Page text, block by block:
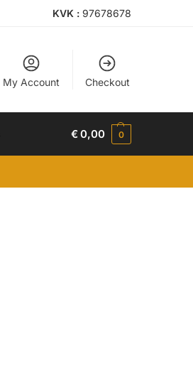
KVK : 97678678
My Account Checkout
€0,00 0